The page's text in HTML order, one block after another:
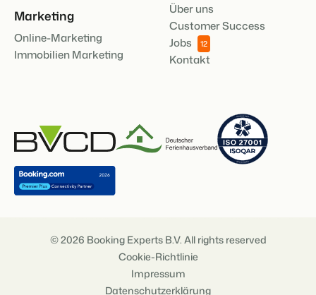
Marketing
Online-Marketing
Immobilien Marketing
Über uns
Customer Success
Jobs
12
Kontakt
© 2026 Booking Experts B.V. All rights reserved
Cookie-Richtlinie
Impressum
Datenschutzerklärung